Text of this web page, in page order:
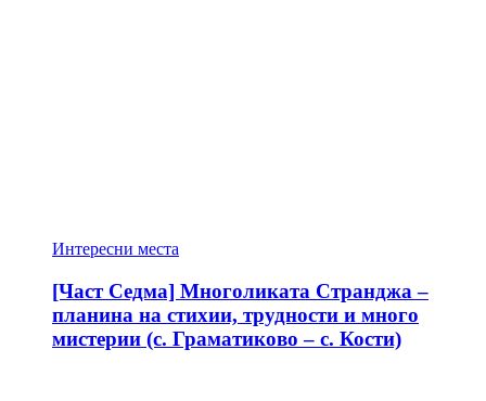
Интересни места
[Част Седма] Многоликата Странджа –
планина на стихии, трудности и много
мистерии (с. Граматиково – с. Кости)